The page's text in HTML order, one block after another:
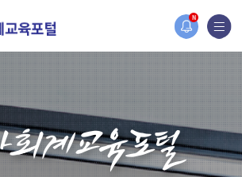
N
롭게 개편되었습니다.
연구원홈페이지가 새롭게 개설되었습니다.